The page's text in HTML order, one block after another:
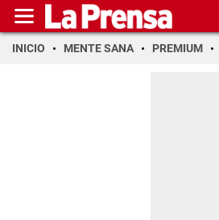
INICIO MENTE SANA PREMIUM